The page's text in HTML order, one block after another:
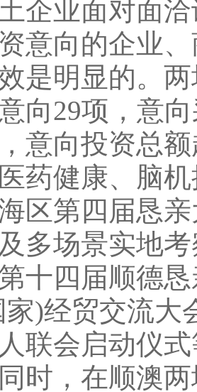
企业面对面
意向的企业
明显的。两
向29项，意
意向投资总
药健康、脑
第四届恳亲
多场景实地
十四届顺德
)经贸交流大
联会启动仪
时，在顺澳